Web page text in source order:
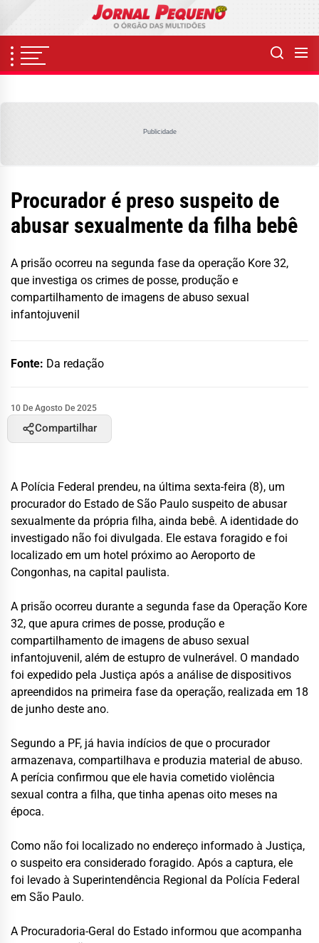
content
Publicidade
Procurador é preso suspeito de
abusar sexualmente da filha bebê
A prisão ocorreu na segunda fase da operação Kore 32,
que investiga os crimes de posse, produção e
compartilhamento de imagens de abuso sexual
infantojuvenil
Fonte: Da redação
10 De Agosto De 2025
Compartilhar
A Polícia Federal prendeu, na última sexta-feira (8), um
procurador do Estado de São Paulo suspeito de abusar
sexualmente da própria filha, ainda bebê. A identidade do
investigado não foi divulgada. Ele estava foragido e foi
localizado em um hotel próximo ao Aeroporto de
Congonhas, na capital paulista.
A prisão ocorreu durante a segunda fase da Operação Kore
32, que apura crimes de posse, produção e
compartilhamento de imagens de abuso sexual
infantojuvenil, além de estupro de vulnerável. O mandado
foi expedido pela Justiça após a análise de dispositivos
apreendidos na primeira fase da operação, realizada em 18
de junho deste ano.
Segundo a PF, já havia indícios de que o procurador
armazenava, compartilhava e produzia material de abuso.
A perícia confirmou que ele havia cometido violência
sexual contra a filha, que tinha apenas oito meses na
época.
Como não foi localizado no endereço informado à Justiça,
o suspeito era considerado foragido. Após a captura, ele
foi levado à Superintendência Regional da Polícia Federal
em São Paulo.
A Procuradoria-Geral do Estado informou que acompanha